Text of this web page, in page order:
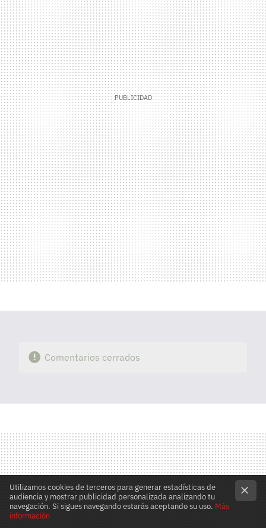
Comentarios cerrados
Utilizamos cookies de terceros para generar estadísticas de
audiencia y mostrar publicidad personalizada analizando tu
navegación. Si sigues navegando estarás aceptando su uso. Más
información